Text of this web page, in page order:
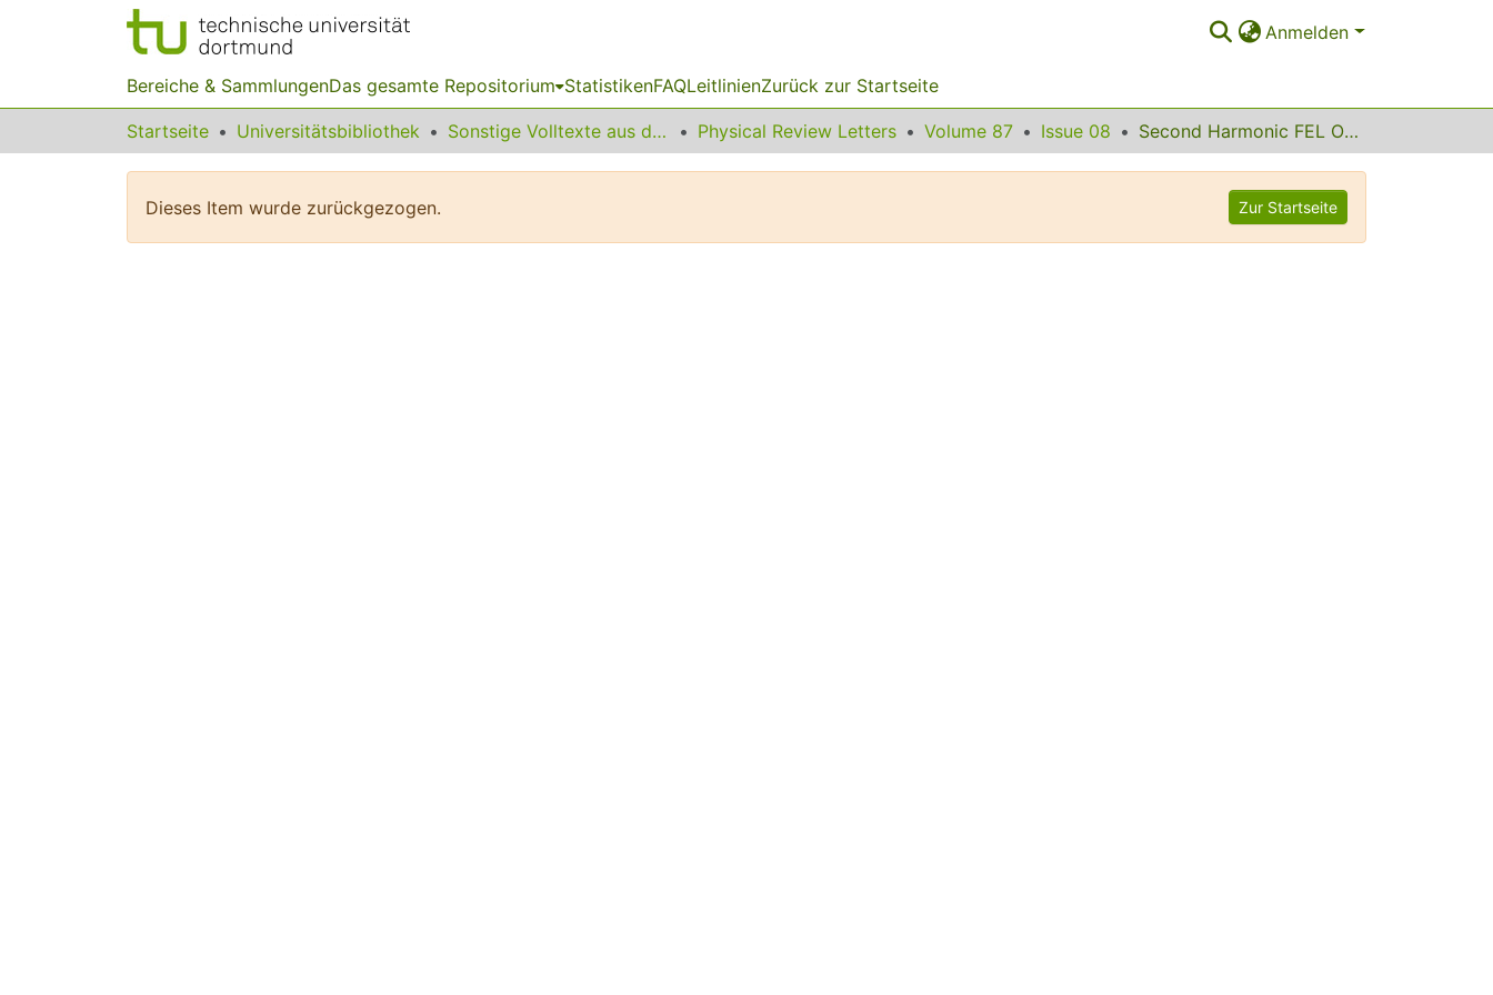
Anmelden
Bereiche & SammlungenDas gesamte Repositorium StatistikenFAQLeitlinienZurück zur Startseite
Startseite Universitätsbibliothek Sonstige Volltexte aus dem Bibliotheksangebot Physical Review Letters Volume 87 Issue 08 Second Harmonic FEL Oscillation
Dieses Item wurde zurückgezogen. Zur Startseite